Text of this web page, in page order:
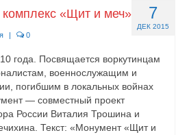
7
ДЕК 2015
«Щит и меч»
| 0
года. Посвящается воркутинцам
военнослужащим и
погибшим в локальных войнах
— совместный проект
России Виталия Трошина и
Текст: «Монумент «Щит и